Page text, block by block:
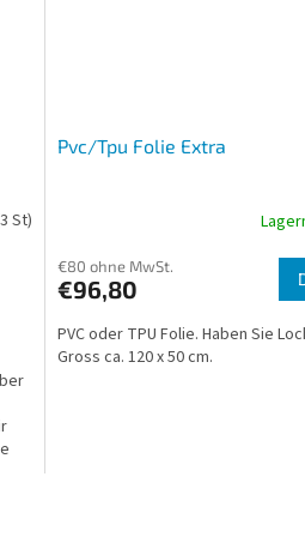
St)
Pvc/Tpu Folie Extra
€80 ohne MwSt.
€96,80
PVC oder TPU Folie. Haben Sie
Gross ca. 120 x 50 cm.